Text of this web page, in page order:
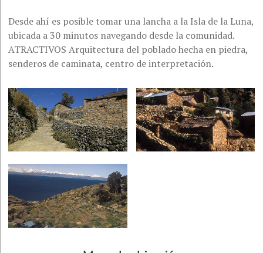
Desde ahí es posible tomar una lancha a la Isla de la Luna,
ubicada a 30 minutos navegando desde la comunidad.
ATRACTIVOS Arquitectura del poblado hecha en piedra,
senderos de caminata, centro de interpretación.